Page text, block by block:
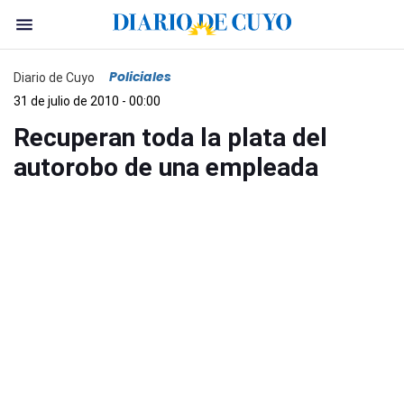
Diario de Cuyo Policiales
31 de julio de 2010 - 00:00
Recuperan toda la plata del
autorobo de una empleada